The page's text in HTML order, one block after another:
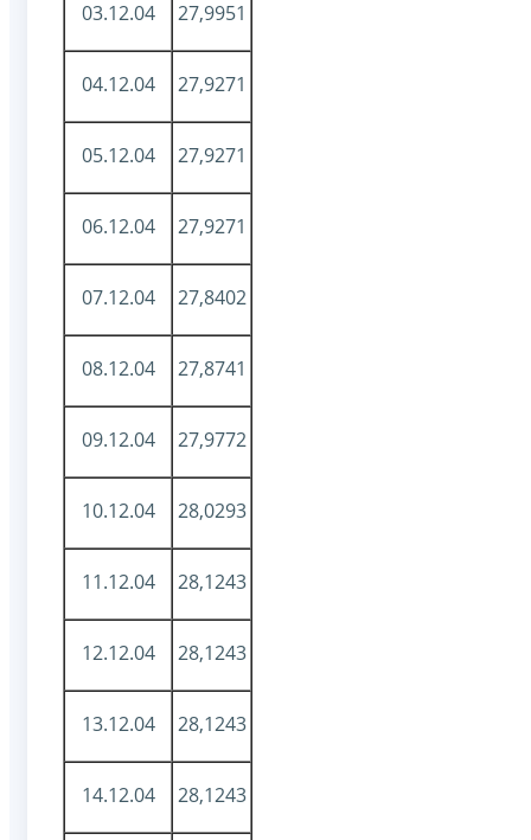
03.12.04 27,9951
04.12.04 27,9271
05.12.04 27,9271
06.12.04 27,9271
07.12.04 27,8402
08.12.04 27,8741
09.12.04 27,9772
10.12.04 28,0293
11.12.04 28,1243
12.12.04 28,1243
13.12.04 28,1243
14.12.04 28,1243